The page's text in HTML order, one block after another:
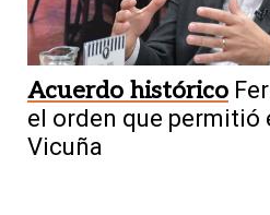
Acuerdo histórico
el orden que permitió
Vicuña